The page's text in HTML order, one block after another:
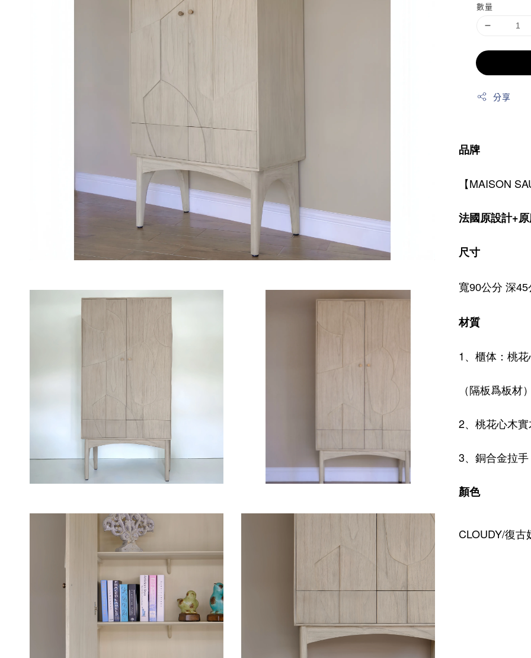
數量
分享
品牌
【MAISON
法國原設計+
尺寸
寬90公分 深
材質
1、櫃体：桃
（隔板爲板材
2、桃花心木
3、銅合金拉手
顏色
CLOUDY/復古